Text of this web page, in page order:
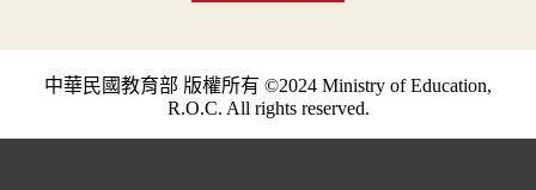
中華民國教育部 版權所有 ©2024 Ministry of Education,
R.O.C. All rights reserved.